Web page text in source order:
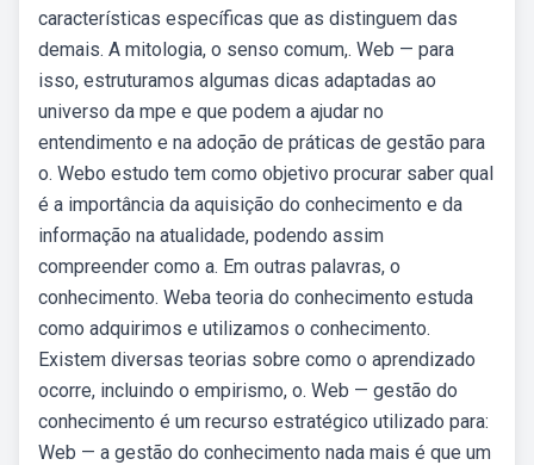
características específicas que as distinguem das
demais. A mitologia, o senso comum,. Web — para
isso, estruturamos algumas dicas adaptadas ao
universo da mpe e que podem a ajudar no
entendimento e na adoção de práticas de gestão para
o. Webo estudo tem como objetivo procurar saber qual
é a importância da aquisição do conhecimento e da
informação na atualidade, podendo assim
compreender como a. Em outras palavras, o
conhecimento. Weba teoria do conhecimento estuda
como adquirimos e utilizamos o conhecimento.
Existem diversas teorias sobre como o aprendizado
ocorre, incluindo o empirismo, o. Web — gestão do
conhecimento é um recurso estratégico utilizado para:
Web — a gestão do conhecimento nada mais é que um